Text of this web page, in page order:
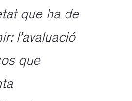
que ha de
l’avaluació
que